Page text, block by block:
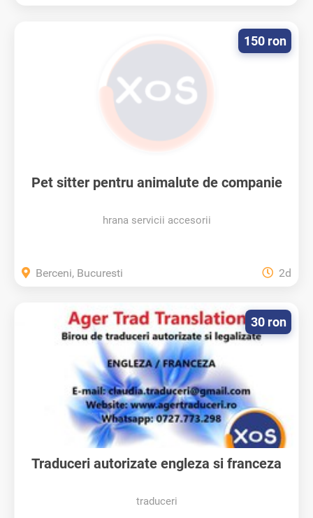
Pet sitter pentru animalute de companie
hrana servicii accesorii
150 ron
Berceni, Bucuresti 2d
Traduceri autorizate engleza si franceza
traduceri
30 ron